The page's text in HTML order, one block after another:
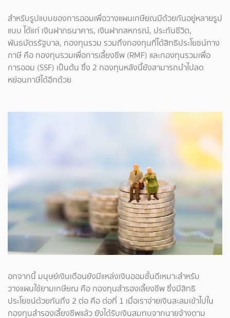
สำหรับรูปแบบของการออมเพื่อวางแผนเกษียณมีด้วยกันอยู่หลายรูป
แบบ ได้แก่ เงินฝากธนาคาร, เงินฝากสหกรณ์, ประกันชีวิต,
พันธบัตรรัฐบาล, กองทุนรวม รวมถึงกองทุนที่ได้สิทธิประโยชน์ทาง
ภาษี คือ กองทุนรวมเพื่อการเลี้ยงชีพ (RMF) และกองทุนรวมเพื่อ
การออม (SSF) เป็นต้น ซึ่ง 2 กองทุนหลังนี้ยังสามารถนำไปลด
หย่อนภาษีได้อีกด้วย
อกจากนี้ มนุษย์เงินเดือนยังมีแหล่งเงินออมชั้นดีเหมาะสำหรับ
วางแผนใช้ยามเกษียณ คือ กองทุนสำรองเลี้ยงชีพ ซึ่งมีสิทธิ
ประโยชน์ด้วยกันถึง 2 ต่อ คือ ต่อที่ 1 เมื่อเราจ่ายเงินสะสมเข้าไปใน
กองทุนสำรองเลี้ยงชีพแล้ว ยังได้รับเงินสมทบจากนายจ้างตาม